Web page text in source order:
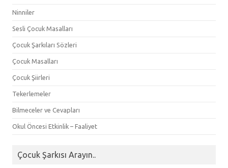
Ninniler
Sesli Çocuk Masalları
Çocuk Şarkıları Sözleri
Çocuk Masalları
Çocuk Şiirleri
Tekerlemeler
Bilmeceler ve Cevapları
Okul Öncesi Etkinlik – Faaliyet
Çocuk Şarkısı Arayın..